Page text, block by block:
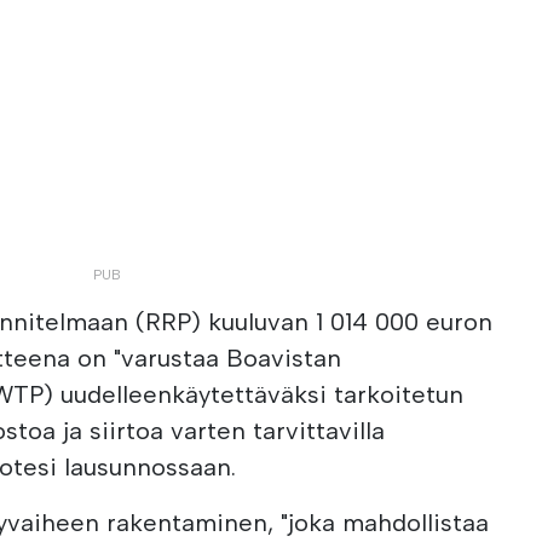
(RRP) kuuluvan 1 014 000 euron
on "varustaa Boavistan
uudelleenkäytettäväksi tarkoitetun
ja siirtoa varten tarvittavilla
lausunnossaan.
rakentaminen, "joka mahdollistaa